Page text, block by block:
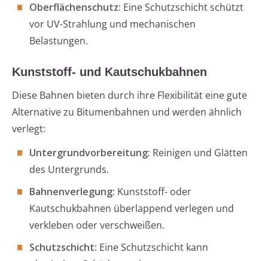
Oberflächenschutz: Eine Schutzschicht schützt
vor UV-Strahlung und mechanischen
Belastungen.
Kunststoff- und Kautschukbahnen
Diese Bahnen bieten durch ihre Flexibilität eine gute
Alternative zu Bitumenbahnen und werden ähnlich
verlegt:
Untergrundvorbereitung: Reinigen und Glätten
des Untergrunds.
Bahnenverlegung: Kunststoff- oder
Kautschukbahnen überlappend verlegen und
verkleben oder verschweißen.
Schutzschicht: Eine Schutzschicht kann